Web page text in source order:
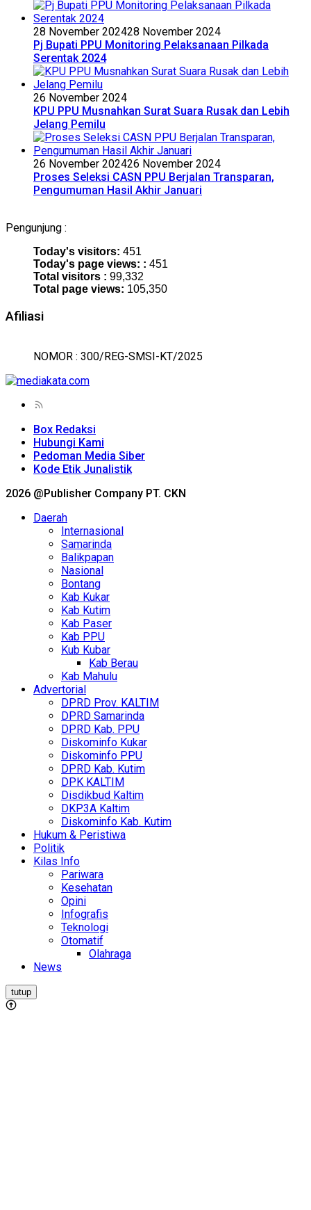
28 November 202428 November 2024
Pj Bupati PPU Monitoring Pelaksanaan Pilkada
Serentak 2024
26 November 2024
KPU PPU Musnahkan Surat Suara Rusak dan Lebih
Jelang Pemilu
26 November 202426 November 2024
Proses Seleksi CASN PPU Berjalan Transparan,
Pengumuman Hasil Akhir Januari
Pengunjung :
Today's visitors: 451
Today's page views: : 451
Total visitors : 99,332
Total page views: 105,350
Afiliasi
NOMOR : 300/REG-SMSI-KT/2025
Box Redaksi
Hubungi Kami
Pedoman Media Siber
Kode Etik Junalistik
2026 @Publisher Company PT. CKN
Daerah
Internasional
Samarinda
Balikpapan
Nasional
Bontang
Kab Kukar
Kab Kutim
Kab Paser
Kab PPU
Kub Kubar
Kab Berau
Kab Mahulu
Advertorial
DPRD Prov. KALTIM
DPRD Samarinda
DPRD Kab. PPU
Diskominfo Kukar
Diskominfo PPU
DPRD Kab. Kutim
DPK KALTIM
Disdikbud Kaltim
DKP3A Kaltim
Diskominfo Kab. Kutim
Hukum & Peristiwa
Politik
Kilas Info
Pariwara
Kesehatan
Opini
Infografis
Teknologi
Otomatif
Olahraga
News
tutup